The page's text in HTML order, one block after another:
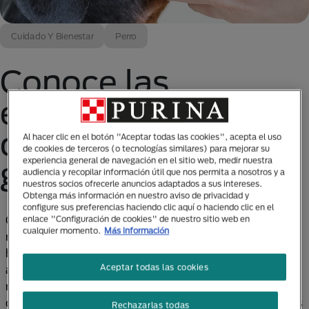
Cuidado Y Bienestar Perro
Conoce las
enfermedades más
comunes en perros
geriátricos
Con el paso del tiempo es normal que la salud de tu
mejor amigo ya no sea la misma que la que gozaba
hace algunos años, esto no significa que los días de
alegría han quedado atrás, aún les quedan muchos
momentos especiales por vivir; lo que sí cambiará es
que cada vez requerirá de más cuidados y atenciones
Al hacer clic en el botón "Aceptar todas las cookies", acepta el uso
de cookies de terceros (o tecnologías similares) para mejorar su
experiencia general de navegación en el sitio web, medir nuestra
audiencia y recopilar información útil que nos permita a nosotros y a
nuestros socios ofrecerle anuncios adaptados a sus intereses.
Obtenga más información en nuestro aviso de privacidad y
configure sus preferencias haciendo clic aquí o haciendo clic en el
enlace "Configuración de cookies" de nuestro sitio web en
cualquier momento. Más información
Rechazarlas todas
Aceptar todas las cookies